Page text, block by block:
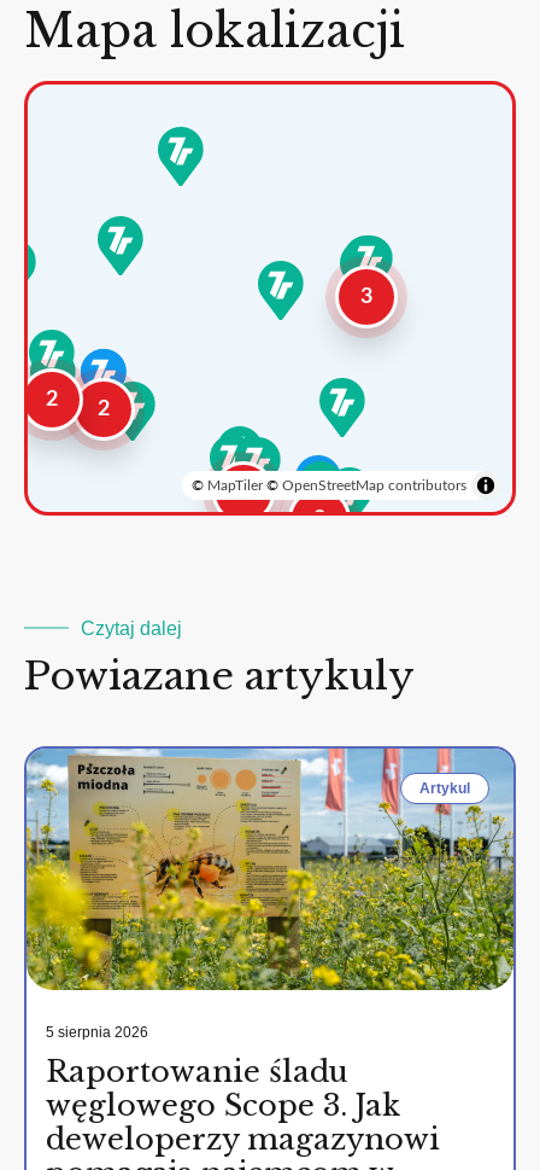
Mapa lokalizacji
2
2
3
2
3
© MapTiler© OpenStreetMap contributors
Czytaj dalej
Powiazane artykuly
Artykul
5 sierpnia 2026
Raportowanie śladu
węglowego Scope 3. Jak
deweloperzy magazynowi